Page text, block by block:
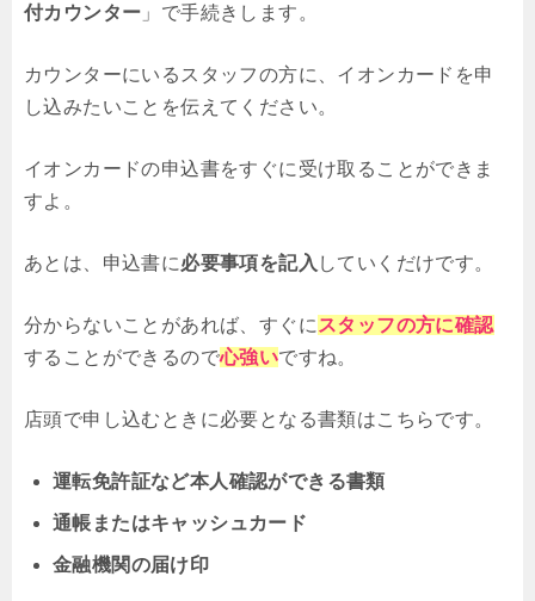
付カウンター 」で手続きします。
カウンターにいるスタッフの方に、イオンカードを申
し込みたいことを伝えてください。
イオンカードの申込書をすぐに受け取ることができま
すよ。
あとは、申込書に必要事項を記入 していくだけです。
分からないことがあれば、すぐに スタッフの方に確認
することができるので心強いですね。
店頭で申し込むときに必要となる書類はこちらです。
運転免許証など本人確認ができる書類
通帳またはキャッシュカード
金融機関の届け印